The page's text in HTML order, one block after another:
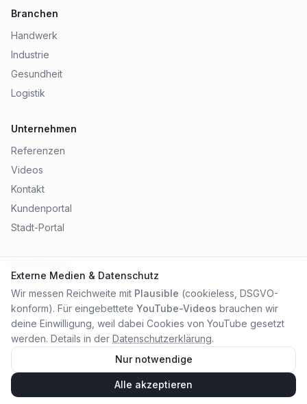
Branchen
Handwerk
Industrie
Gesundheit
Logistik
Unternehmen
Referenzen
Videos
Kontakt
Kundenportal
Stadt-Portal
Datenschutz
AGB
City Online Medien OHG. Alle Rechte vorbehalten.
Externe Medien & Datenschutz
Wir messen Reichweite mit Plausible (cookieless, DSGVO-
konform). Für eingebettete YouTube-Videos brauchen wir
deine Einwilligung, weil dabei Cookies von YouTube gesetzt
werden. Details in der Datenschutzerklärung.
Nur notwendige
Alle akzeptieren